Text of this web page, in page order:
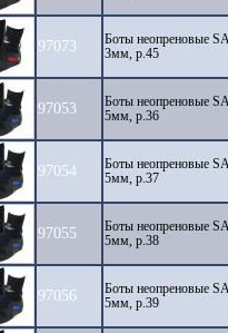
97073
Боты неопреновые
3мм, р.45
97053
Боты неопреновые
5мм, р.36
97054
Боты неопреновые
5мм, р.37
97055
Боты неопреновые
5мм, р.38
97056
Боты неопреновые
5мм, р.39